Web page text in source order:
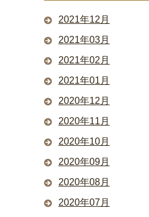
2021年12月
2021年03月
2021年02月
2021年01月
2020年12月
2020年11月
2020年10月
2020年09月
2020年08月
2020年07月